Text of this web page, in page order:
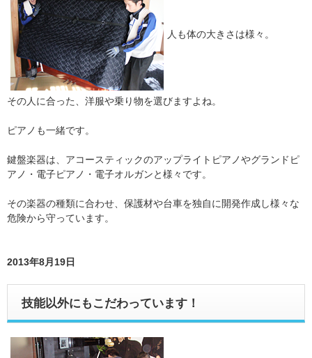
人も体の大きさは様々。
その人に合った、洋服や乗り物を選びますよね。
ピアノも一緒です。
鍵盤楽器は、アコースティックのアップライトピアノやグランドピ
アノ・電子ピアノ・電子オルガンと様々です。
その楽器の種類に合わせ、保護材や台車を独自に開発作成し様々な
危険から守っています。
2013年8月19日
技能以外にもこだわっています！